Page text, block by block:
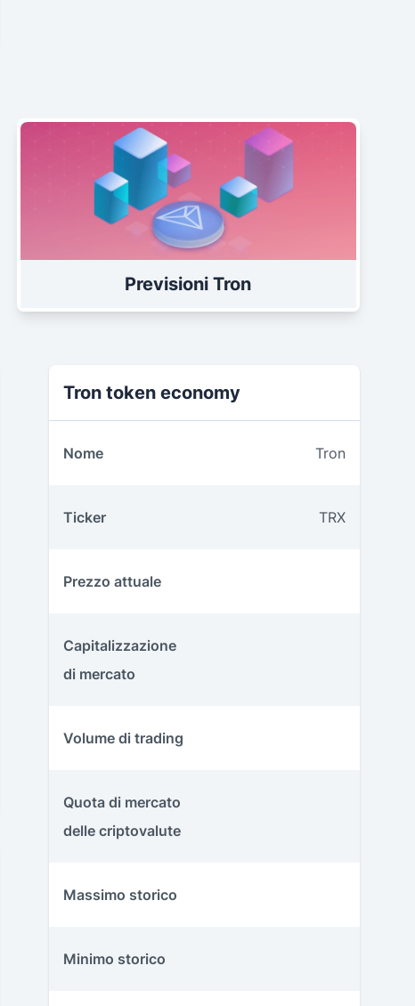
Previsioni Tron
Tron Tokenomics
Tron token economy
Nome Tron
Ticker TRX
Prezzo attuale
Capitalizzazione
di mercato
Volume di trading
Quota di mercato
delle criptovalute
Massimo storico
Minimo storico